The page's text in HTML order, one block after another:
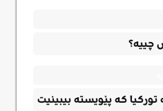
چییە؟